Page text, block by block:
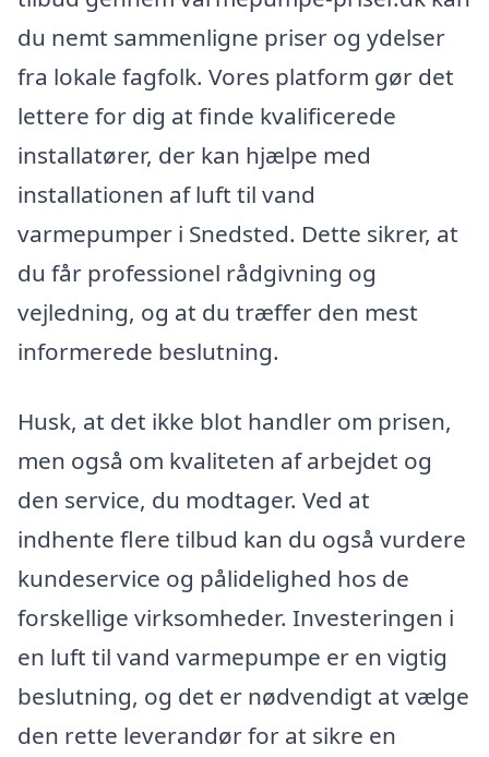
du nemt sammenligne priser og ydelser
fra lokale fagfolk. Vores platform gør det
lettere for dig at finde kvalificerede
installatører, der kan hjælpe med
installationen af luft til vand
varmepumper i Snedsted. Dette sikrer, at
du får professionel rådgivning og
vejledning, og at du træffer den mest
informerede beslutning.
Husk, at det ikke blot handler om prisen,
men også om kvaliteten af arbejdet og
den service, du modtager. Ved at
indhente flere tilbud kan du også vurdere
kundeservice og pålidelighed hos de
forskellige virksomheder. Investeringen i
en luft til vand varmepumpe er en vigtig
beslutning, og det er nødvendigt at vælge
den rette leverandør for at sikre en